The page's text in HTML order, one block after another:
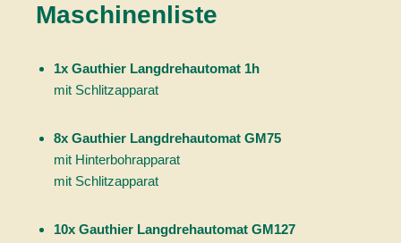
Maschinenliste
1x Gauthier Langdrehautomat 1h
mit Schlitzapparat
8x Gauthier Langdrehautomat GM75
mit Hinterbohrapparat
mit Schlitzapparat
10x Gauthier Langdrehautomat GM127